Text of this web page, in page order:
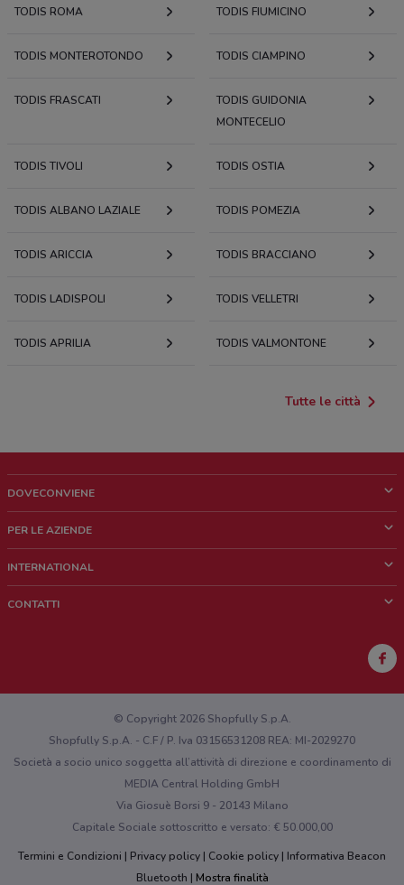
TODIS ROMA TODIS FIUMICINO
TODIS MONTEROTONDO TODIS CIAMPINO
TODIS FRASCATI
TODIS GUIDONIA
MONTECELIO
TODIS TIVOLI TODIS OSTIA
TODIS ALBANO LAZIALE TODIS POMEZIA
TODIS ARICCIA TODIS BRACCIANO
TODIS LADISPOLI TODIS VELLETRI
TODIS APRILIA TODIS VALMONTONE
Tutte le città
DOVECONVIENE
Chi siamo
Lavora con noi
PER LE AZIENDE
Richieste commerciali e marketing
INTERNATIONAL
CONTATTI
Hai un malfunzionamento sul web o sull'app?
© Copyright 2026 Shopfully S.p.A.
Shopfully S.p.A. - C.F / P. Iva 03156531208 REA: MI-2029270
Società a socio unico soggetta all’attività di direzione e coordinamento di
MEDIA Central Holding GmbH
Via Giosuè Borsi 9 - 20143 Milano
Capitale Sociale sottoscritto e versato: € 50.000,00
Termini e Condizioni
Privacy policy Cookie policy
Informativa Beacon
Bluetooth
Mostra finalità